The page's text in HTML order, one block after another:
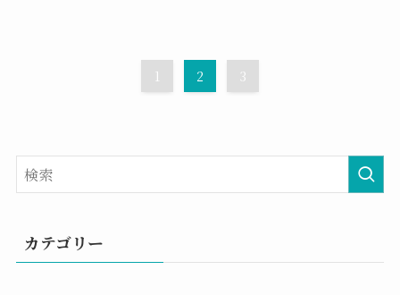
1 2 3
カテゴリー